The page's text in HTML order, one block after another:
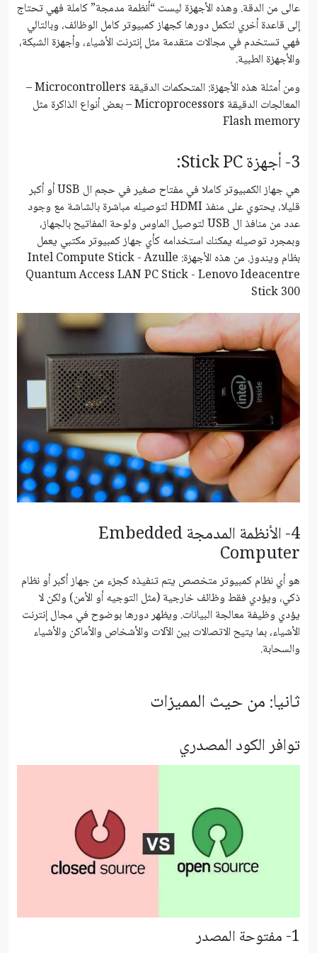
عالى من الدقة. وهذه الأجهزة ليست “أنظمة مدمجة” كاملة فهي تحتاج
إلى قاعدة أخري لتكمل دورها كجهاز كمبيوتر كامل الوظائف، وبالتالي
فهي تستخدم في مجالات متقدمة مثل إنترنت الأشياء، وأجهزة الشبكة،
والأجهزة الطبية.
ومن أمثلة هذه الأجهزة: المتحكمات الدقيقة Microcontrollers –
المعالجات الدقيقة Microprocessors – بعض أنواع الذاكرة مثل
Flash memory
3- أجهزة Stick PC:
هي جهاز الكمبيوتر كاملا في مفتاح صغير في حجم ال USB أو أكبر
قليلا، يحتوي على منفذ HDMI لتوصيله مباشرة بالشاشة مع وجود
عدد من منافذ ال USB لتوصيل الماوس ولوحة المفاتيح بالجهاز،
وبمجرد توصيله يمكنك استخدامه كأي جهاز كمبيوتر مكتبي يعمل
بظام ويندوز. من هذه الأجهزة: Intel Compute Stick - Azulle
Quantum Access LAN PC Stick - Lenovo Ideacentre
Stick 300
4- الأنظمة المدمجة Embedded
Computer
هو أي نظام كمبيوتر متخصص يتم تنفيذه كجزء من جهاز أكبر أو نظام
ذكي، ويؤدي فقط وظائف خارجية (مثل التوجيه أو الأمن) ولكن لا
يؤدي وظيفة معالجة البيانات. ويظهر دورها بوضوح في مجال إنترنت
الأشياء، بما يتيح الاتصالات بين الآلات والأشخاص والأماكن والأشياء
والسحابة.
ثانيا: من حيث المميزات
توافر الكود المصدري
1- مفتوحة المصدر